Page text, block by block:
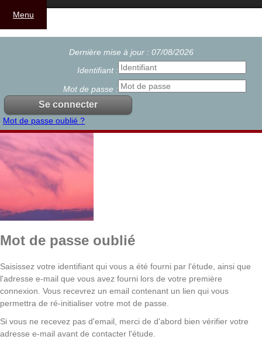
Dernière mise à jour : 07/08/2026
Identifiant :
Mot de passe :
Mot de passe oublié ?
Menu
Mot de passe oublié
Saisissez votre identifiant qui vous a été fourni par l'étude, ainsi que
l'adresse e-mail que vous avez fourni lors de votre première
connexion. Vous recevrez un email contenant un lien qui vous
permettra de ré-initialiser votre mot de passe.
Si vous ne recevez pas d'email, merci de d'abord bien vérifier votre
adresse e-mail avant de contacter l'étude.